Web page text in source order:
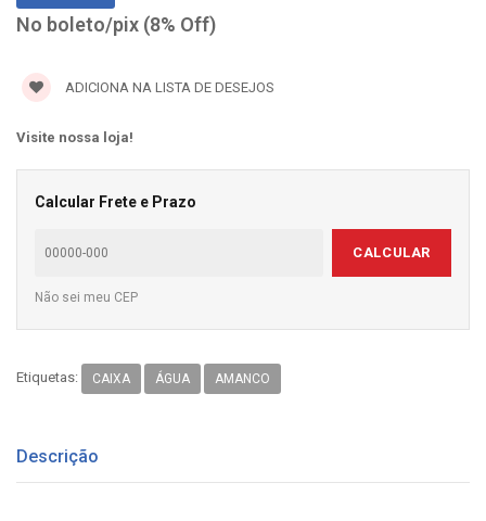
No boleto/pix (8% Off)
ADICIONA NA LISTA DE DESEJOS
Visite nossa loja!
Calcular Frete e Prazo
CALCULAR
Não sei meu CEP
Etiquetas: CAIXA ÁGUA AMANCO
Descrição